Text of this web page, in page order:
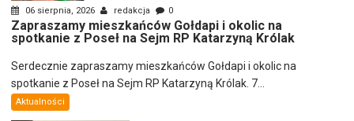
06 sierpnia, 2026 redakcja 0
Zapraszamy mieszkańców Gołdapi i okolic na
spotkanie z Poseł na Sejm RP Katarzyną Królak
Serdecznie zapraszamy mieszkańców Gołdapi i okolic na
spotkanie z Poseł na Sejm RP Katarzyną Królak. 7...
Aktualności